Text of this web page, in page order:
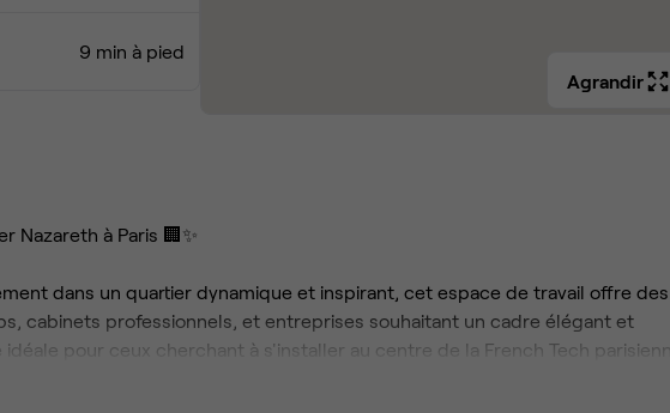
9 min à pied
Agrandir
Nazareth à Paris 🏢✨
dans un quartier dynamique et inspirant, cet espace de travail offre des
cabinets professionnels, et entreprises souhaitant un cadre élégant et
pour ceux cherchant à s'installer au centre de la French Tech